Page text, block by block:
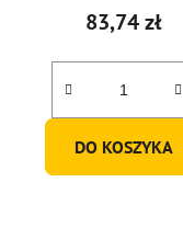
83,74 zł
DO KOSZYKA